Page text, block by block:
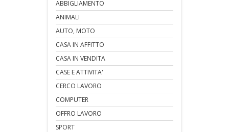
ABBIGLIAMENTO
ANIMALI
AUTO, MOTO
CASA IN AFFITTO
CASA IN VENDITA
CASE E ATTIVITA'
CERCO LAVORO
COMPUTER
OFFRO LAVORO
SPORT